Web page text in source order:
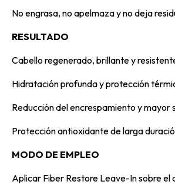
No engrasa, no apelmaza y no deja
RESULTADO
Cabello regenerado, brillante y
Hidratación profunda y protección
Reducción del encrespamiento y mayor
Protección antioxidante de larga
MODO DE EMPLEO
Aplicar Fiber Restore Leave-In sobre el